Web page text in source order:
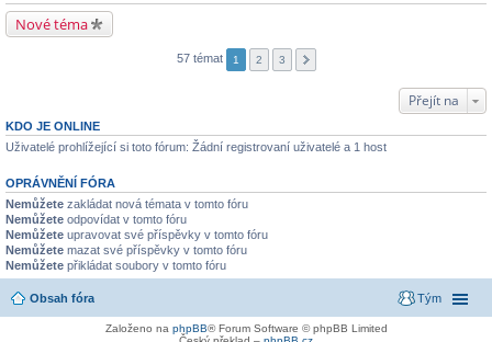
Nové téma
57 témat 1 2 3
Přejít na
KDO JE ONLINE
Uživatelé prohlížející si toto fórum: Žádní registrovaní uživatelé a 1 host
OPRÁVNĚNÍ FÓRA
Nemůžete zakládat nová témata v tomto fóru
Nemůžete odpovídat v tomto fóru
Nemůžete upravovat své příspěvky v tomto fóru
Nemůžete mazat své příspěvky v tomto fóru
Nemůžete přikládat soubory v tomto fóru
Obsah fóra Tým
Založeno na phpBB® Forum Software © phpBB Limited